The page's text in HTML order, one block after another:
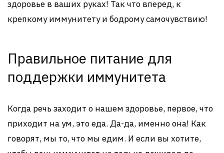
здоровье в ваших руках! Так что вперед, к
крепкому иммунитету и бодрому самочувствию!
Правильное питание для
поддержки иммунитета
Когда речь заходит о нашем здоровье, первое, что
приходит на ум, это еда. Да-да, именно она! Как
говорят, мы то, что мы едим. И если вы хотите,